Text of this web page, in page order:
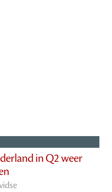
in Q2 weer